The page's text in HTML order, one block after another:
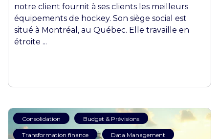
notre client fournit à ses clients les meilleurs
équipements de hockey. Son siège social est
situé à Montréal, au Québec. Elle travaille en
étroite ...
Consolidation Budget & Prévisions
Transformation finance Data Management